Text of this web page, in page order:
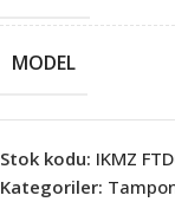
MODEL
Stok kodu: IKMZ
Kategoriler: